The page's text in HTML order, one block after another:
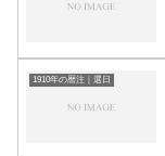
1910年の暦注｜選日